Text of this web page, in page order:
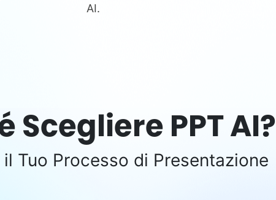
AI.
Scegliere PPT AI?
Tuo Processo di Presentazione